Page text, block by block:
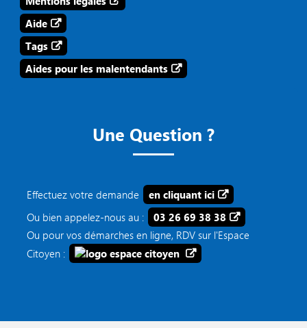
Aide
Tags
Aides pour les malentendants
Une Question ?
Effectuez votre demande
en cliquant ici
Ou bien appelez-nous au :
03 26 69 38 38
Ou pour vos démarches en ligne, RDV sur l'Espace
Citoyen :